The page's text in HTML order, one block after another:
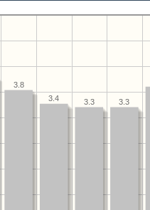
3.3
3.3
3.4
3.8